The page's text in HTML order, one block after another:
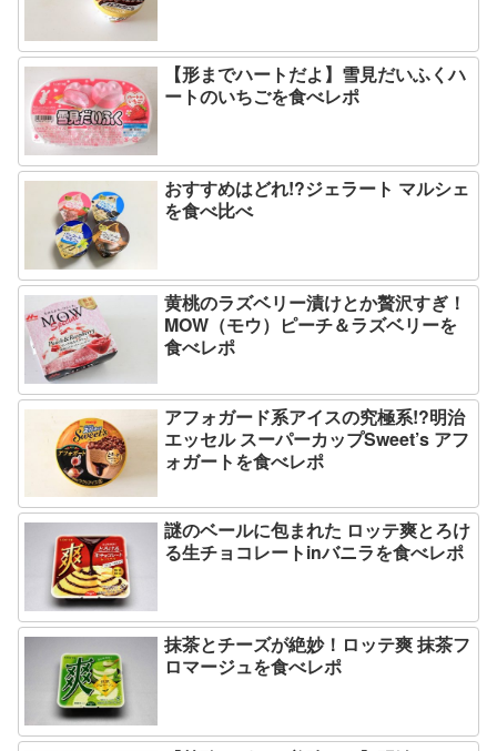
【形までハートだよ】雪見だいふくハ
ートのいちごを食べレポ
おすすめはどれ!?ジェラート マルシェ
を食べ比べ
黄桃のラズベリー漬けとか贅沢すぎ！
MOW（モウ）ピーチ＆ラズベリーを
食べレポ
アフォガード系アイスの究極系!?明治
エッセル スーパーカップSweet’s アフ
ォガートを食べレポ
謎のベールに包まれた ロッテ爽とろけ
る生チョコレートinバニラを食べレポ
抹茶とチーズが絶妙！ロッテ爽 抹茶フ
ロマージュを食べレポ